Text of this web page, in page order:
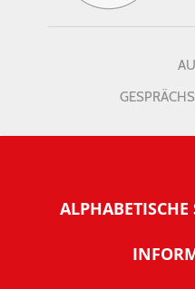
ALPHABETISCHE